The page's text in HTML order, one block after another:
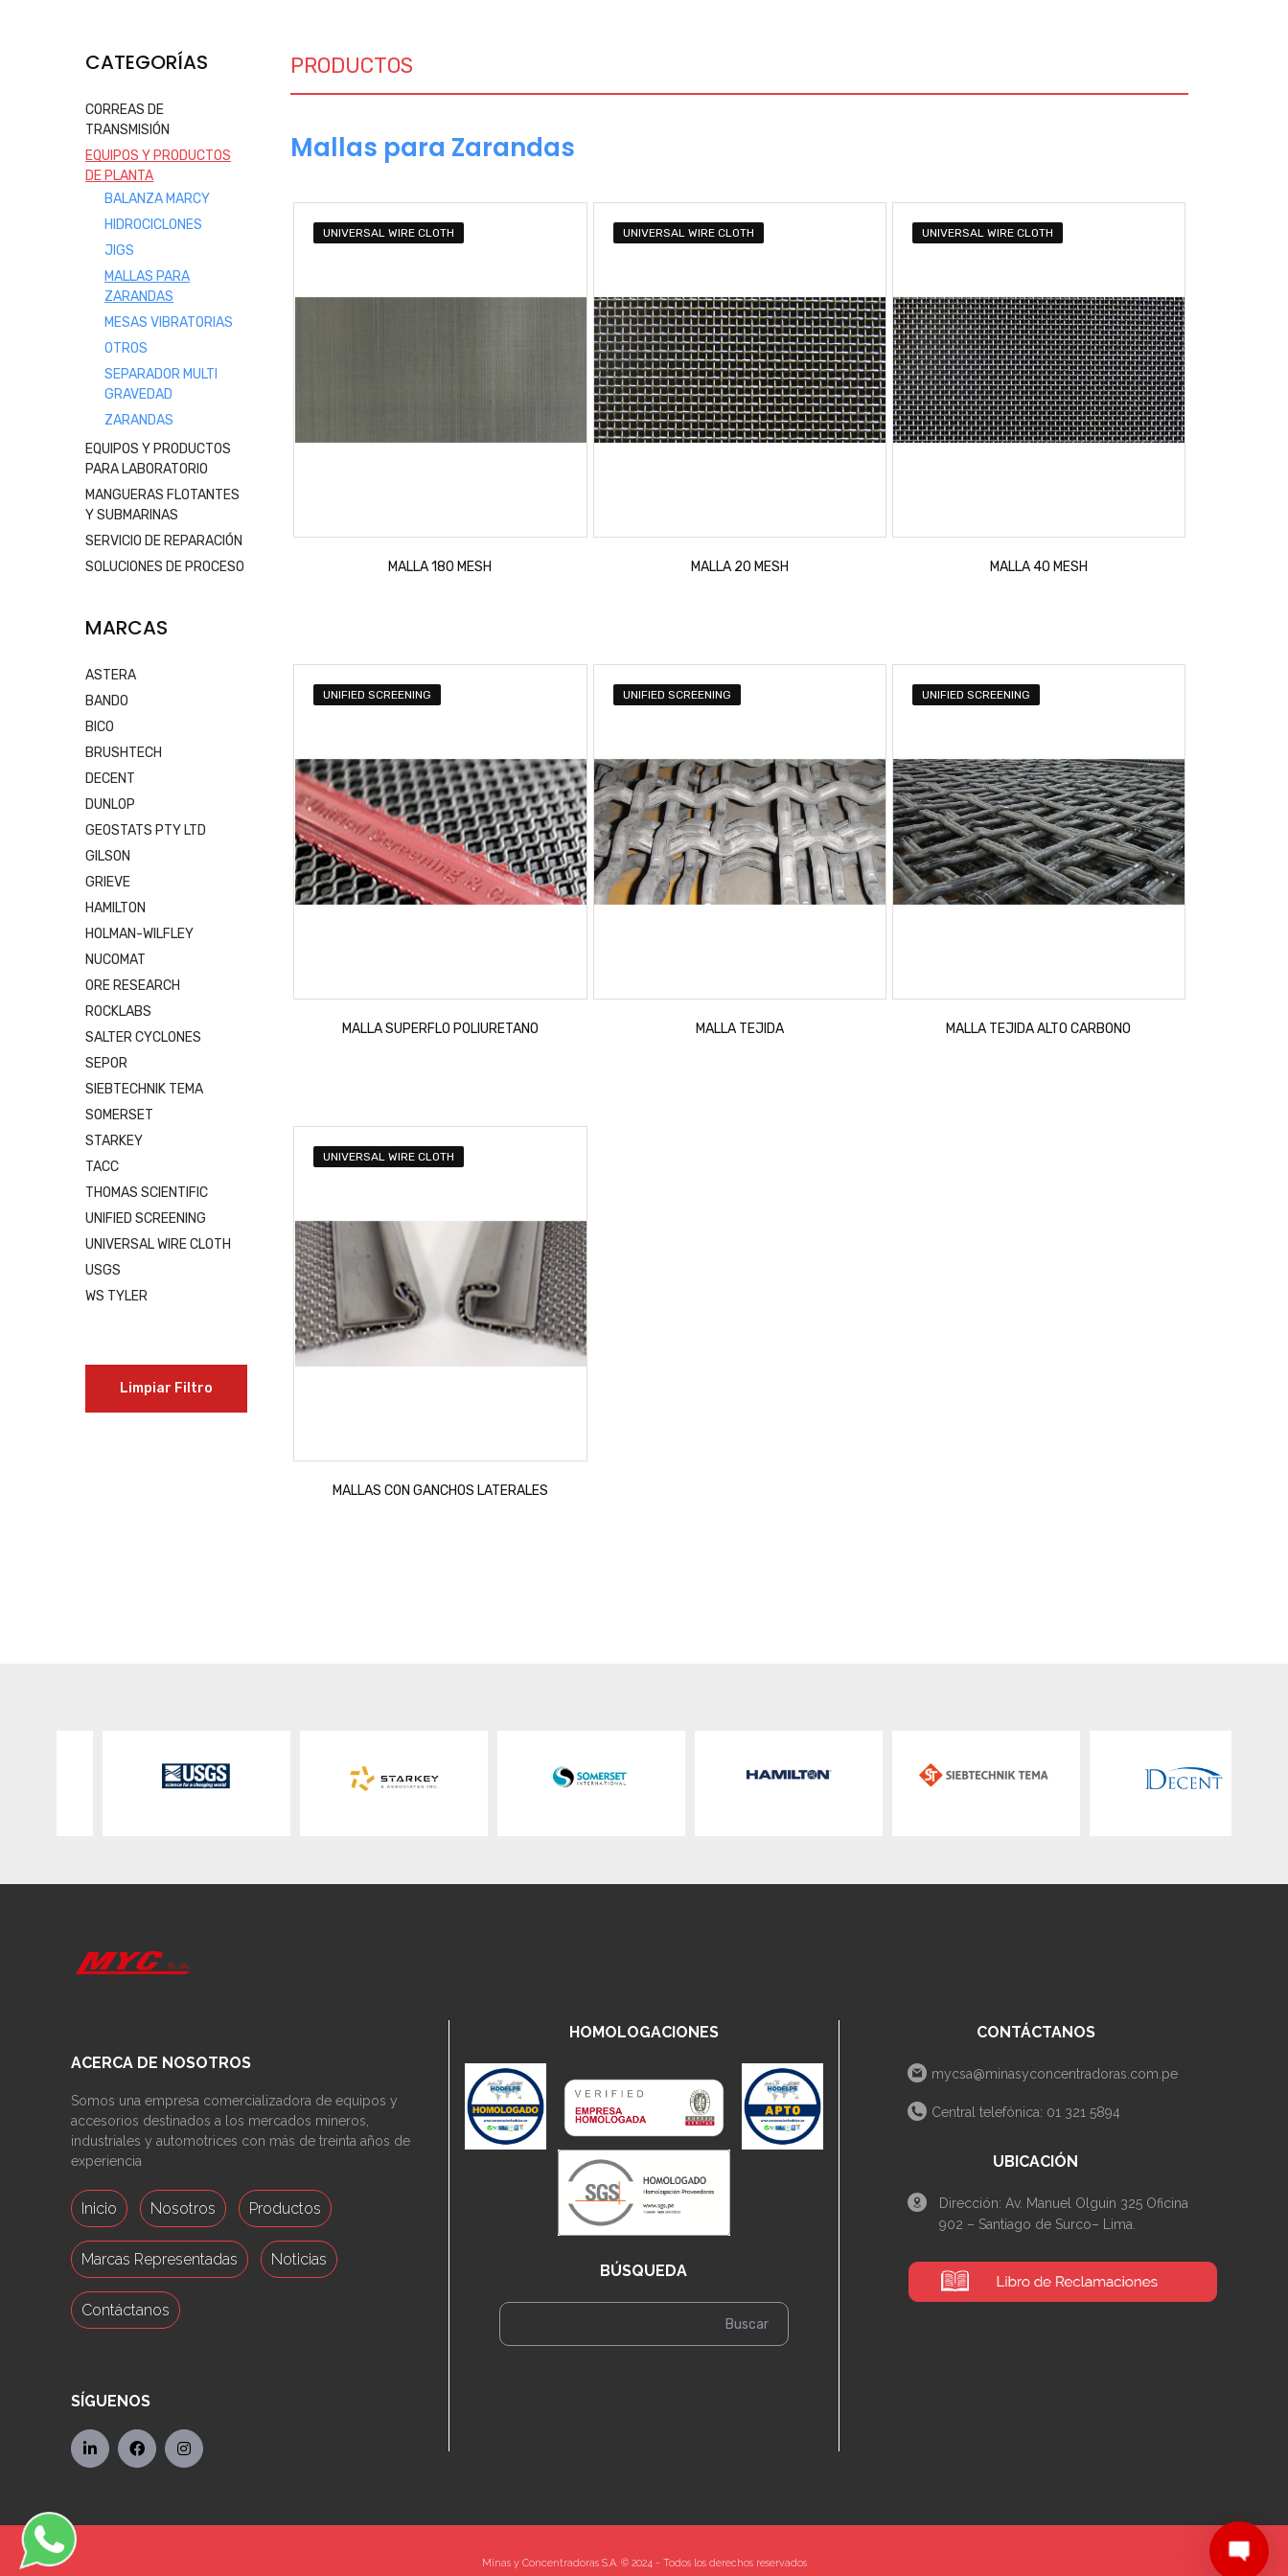
CATEGORÍAS
CORREAS DE
TRANSMISIÓN
EQUIPOS Y PRODUCTOS
DE PLANTA
BALANZA MARCY
HIDROCICLONES
JIGS
MALLAS PARA
ZARANDAS
MESAS VIBRATORIAS
OTROS
SEPARADOR MULTI
GRAVEDAD
ZARANDAS
EQUIPOS Y PRODUCTOS
PARA LABORATORIO
MANGUERAS FLOTANTES
Y SUBMARINAS
SERVICIO DE REPARACIÓN
SOLUCIONES DE PROCESO
MARCAS
ASTERA
BANDO
BICO
BRUSHTECH
DECENT
DUNLOP
GEOSTATS PTY LTD
GILSON
GRIEVE
HAMILTON
HOLMAN-WILFLEY
NUCOMAT
ORE RESEARCH
ROCKLABS
SALTER CYCLONES
SEPOR
SIEBTECHNIK TEMA
SOMERSET
STARKEY
TACC
THOMAS SCIENTIFIC
UNIFIED SCREENING
UNIVERSAL WIRE CLOTH
USGS
WS TYLER
Limpiar Filtro
PRODUCTOS
Mallas para Zarandas
UNIVERSAL WIRE CLOTH
MALLA 180 MESH
UNIVERSAL WIRE CLOTH
MALLA 20 MESH
UNIVERSAL WIRE CLOTH
MALLA 40 MESH
UNIFIED SCREENING
MALLA SUPERFLO POLIURETANO
UNIFIED SCREENING
MALLA TEJIDA
UNIFIED SCREENING
MALLA TEJIDA ALTO CARBONO
UNIVERSAL WIRE CLOTH
MALLAS CON GANCHOS LATERALES
ACERCA DE NOSOTROS
Somos una empresa comercializadora de equipos y
accesorios destinados a los mercados mineros,
industriales y automotrices con más de treinta años de
experiencia
Inicio Nosotros Productos
Marcas Representadas Noticias
Contáctanos
SÍGUENOS
HOMOLOGACIONES
BÚSQUEDA
CONTÁCTANOS
mycsa@minasyconcentradoras.com.pe
Central telefónica: 01 321 5894
UBICACIÓN
Dirección: Av. Manuel Olguin 325 Oficina
902 – Santiago de Surco– Lima.
Minas y Concentradoras S.A. © 2024 - Todos los derechos reservados